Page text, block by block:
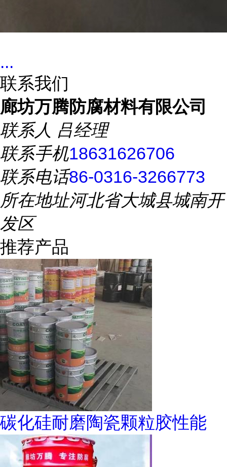
...
联系我们
廊坊万腾防腐材料有限公司
联系人 吕经理
联系手机18631626706
联系电话86-0316-3266773
所在地址河北省大城县城南开
发区
推荐产品
碳化硅耐磨陶瓷颗粒胶性能